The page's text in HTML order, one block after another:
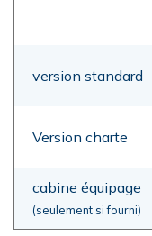
version standard
Version charte
cabine équipage
(seulement si fourni)